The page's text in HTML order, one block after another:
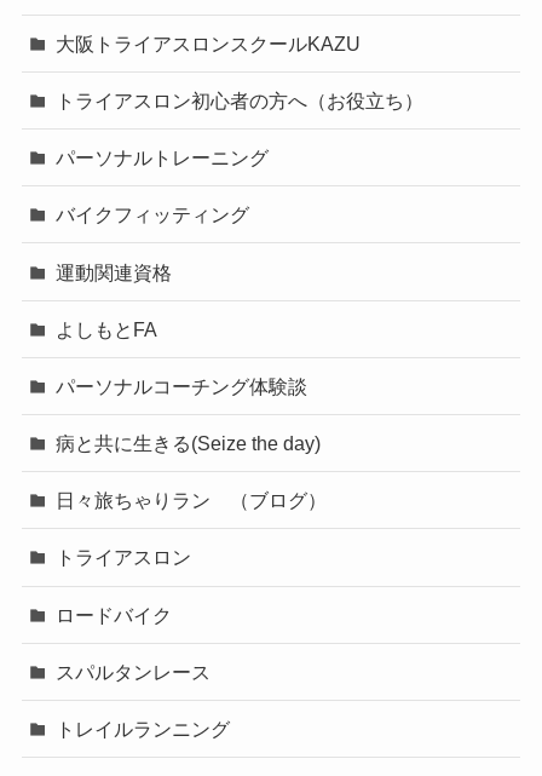
大阪トライアスロンスクールKAZU
トライアスロン初心者の方へ（お役立ち）
パーソナルトレーニング
バイクフィッティング
運動関連資格
よしもとFA
パーソナルコーチング体験談
病と共に生きる(Seize the day)
日々旅ちゃりラン （ブログ）
トライアスロン
ロードバイク
スパルタンレース
トレイルランニング